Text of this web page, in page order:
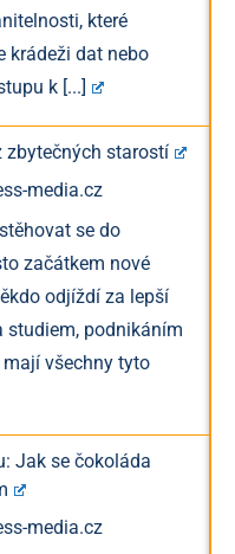
které
krádeži dat nebo
k [...]
zbytečných starostí
media.cz
se do
začátkem nové
odjíždí za lepší
studiem, podnikáním
všechny tyto
Jak se čokoláda
media.cz